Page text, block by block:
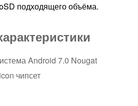
подходящего объёма.
Android 7.0 Nougat
чипсет